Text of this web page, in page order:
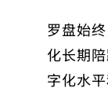
罗盘始
化长期
字化水